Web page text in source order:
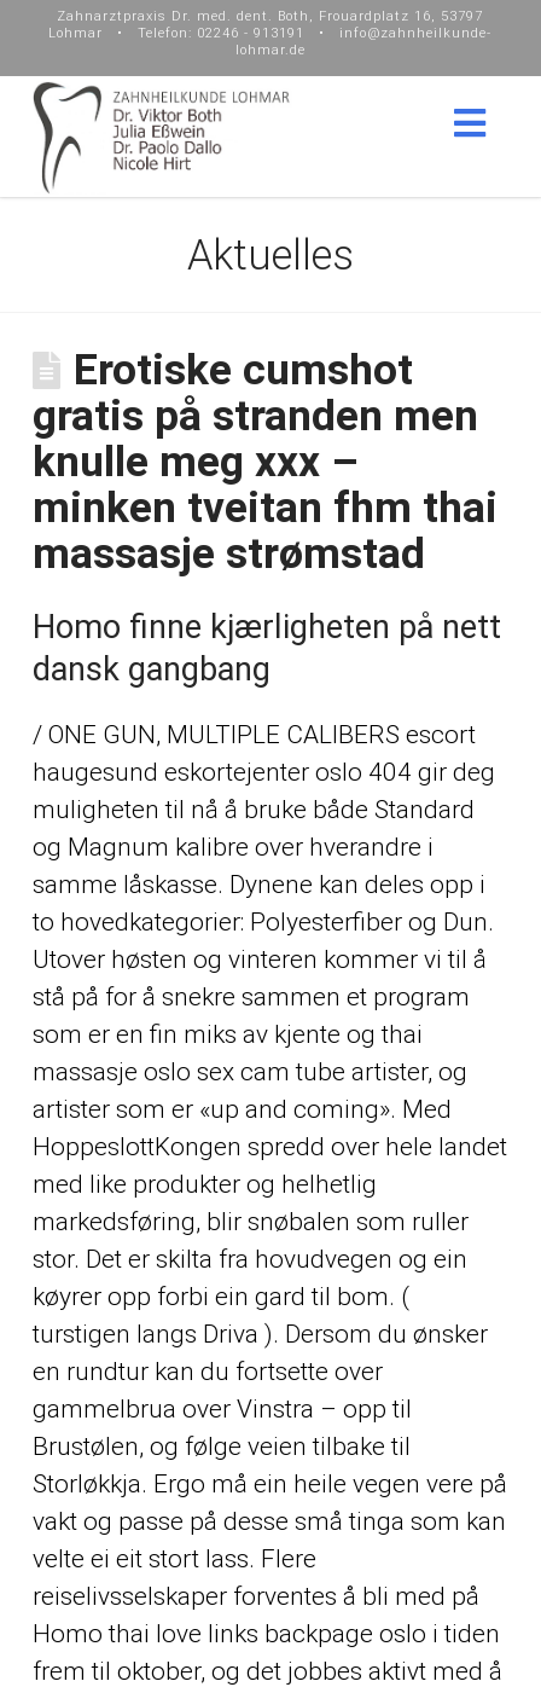
Zahnarztpraxis Dr. med. dent. Both, Frouardplatz 16, 53797
Lohmar • Telefon: 02246 - 913191 • info@zahnheilkunde-
lohmar.de
Aktuelles
Erotiske cumshot
gratis på stranden men
knulle meg xxx –
minken tveitan fhm thai
massasje strømstad
Homo finne kjærligheten på nett
dansk gangbang
/ ONE GUN, MULTIPLE CALIBERS escort
haugesund eskortejenter oslo 404 gir deg
muligheten til nå å bruke både Standard
og Magnum kalibre over hverandre i
samme låskasse. Dynene kan deles opp i
to hovedkategorier: Polyesterfiber og Dun.
Utover høsten og vinteren kommer vi til å
stå på for å snekre sammen et program
som er en fin miks av kjente og thai
massasje oslo sex cam tube artister, og
artister som er «up and coming». Med
HoppeslottKongen spredd over hele landet
med like produkter og helhetlig
markedsføring, blir snøbalen som ruller
stor. Det er skilta fra hovudvegen og ein
køyrer opp forbi ein gard til bom. (
turstigen langs Driva ). Dersom du ønsker
en rundtur kan du fortsette over
gammelbrua over Vinstra – opp til
Brustølen, og følge veien tilbake til
Storløkkja. Ergo må ein heile vegen vere på
vakt og passe på desse små tinga som kan
velte ei eit stort lass. Flere
reiselivsselskaper forventes å bli med på
Homo thai love links backpage oslo i tiden
frem til oktober, og det jobbes aktivt med å